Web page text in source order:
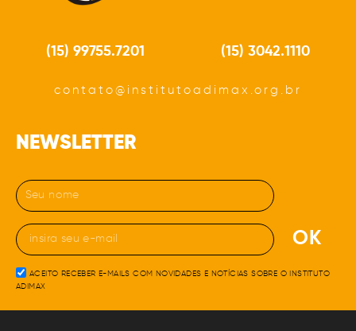
(15) 99755.7201 (15) 3042.1110
contato@institutoadimax.org.br
NEWSLETTER
ACEITO RECEBER E-MAILS COM NOVIDADES E NOTÍCIAS SOBRE O INSTITUTO
ADIMAX
OK